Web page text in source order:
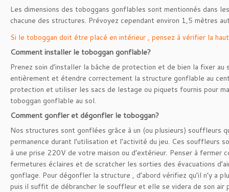
Les dimensions des toboggans gonflables sont mentionnés dans
chacune des structures. Prévoyez cependant environ 1,5 mètres
Si le toboggan doit être placé en intérieur , pensez à vérifier la
Comment installer le toboggan gonflable?
Prenez soin d’installer la bâche de protection et de bien la fixer au
entièrement et étendre correctement la structure gonflable au
protection et utiliser les sacs de lestage ou piquets fournis pour
toboggan gonflable au sol.
Comment gonfler et dégonfler le toboggan?
Nos structures sont gonflées grâce à un (ou plusieurs) souffleurs
permanence durant l’utilisation et l’activité du jeu. Ces souffleurs
à une prise 220V de votre maison ou d’extérieur. Penser à fermer
fermetures éclaires et de scratcher les sorties des évacuations
gonflage. Pour dégonfler la structure , d’abord vérifiez qu’il n’y a
puis il suffit de débrancher le souffleur et elle se videra de son